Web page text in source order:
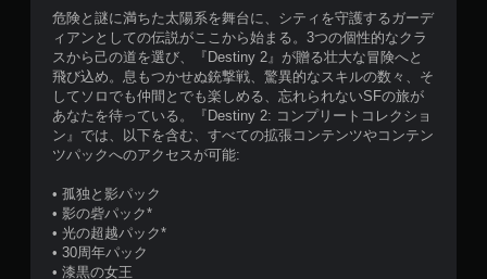
し
せ
ず
に
プ
レ
イ
可
能
同
時
に
複
危険と謎に満ちた太陽系を舞台に、シティを守護するガーデ
ィアンとしての伝説がここから始まる。3つの個性的なクラ
スから己の道を選び、『Destiny 2』が贈る壮大な冒険へと
飛び込め。息もつかせぬ銃撃戦、驚異的なスキルの数々、そ
してソロでも仲間とでも楽しめる、忘れられないSFの旅が
あなたを待っている。『Destiny 2: コンプリートコレクショ
ン』では、以下を含む、すべての拡張コンテンツやコンテン
ツパックへのアクセスが可能:
• 孤独と影パック
• 影の砦パック*
• 光の超越パック*
• 30周年パック
• 漆黒の女王